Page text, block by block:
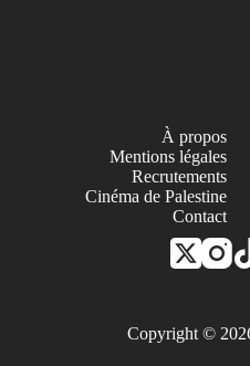
À propos
Mentions légales
Recrutements
Cinéma de Palestine
Contact
Copyright ©